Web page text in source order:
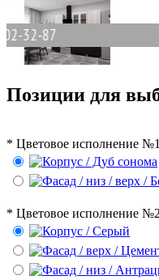
87
Позиции для
* Цветовое исполнение
* Цветовое исполнение